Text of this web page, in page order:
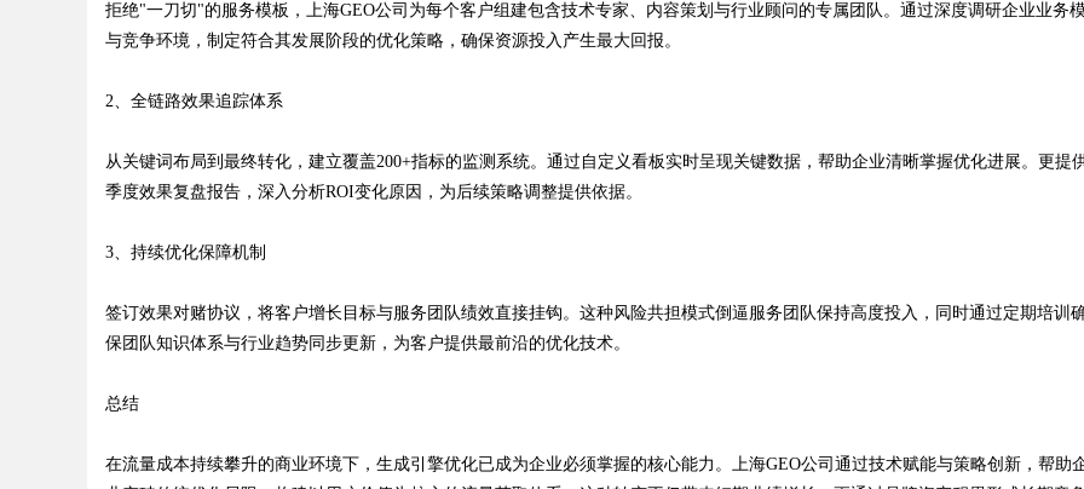
拒绝"一刀切"的服务模板，上海GEO公司为每个客户组建包含技术专家、内容策划与行业顾问的专属团队。通过深度调研企业业务
与竞争环境，制定符合其发展阶段的优化策略，确保资源投入产生最大回报。
2、全链路效果追踪体系
从关键词布局到最终转化，建立覆盖200+指标的监测系统。通过自定义看板实时呈现关键数据，帮助企业清晰掌握优化进展。更提
季度效果复盘报告，深入分析ROI变化原因，为后续策略调整提供依据。
3、持续优化保障机制
签订效果对赌协议，将客户增长目标与服务团队绩效直接挂钩。这种风险共担模式倒逼服务团队保持高度投入，同时通过定期培训
保团队知识体系与行业趋势同步更新，为客户提供最前沿的优化技术。
总结
在流量成本持续攀升的商业环境下，生成引擎优化已成为企业必须掌握的核心能力。上海GEO公司通过技术赋能与策略创新，帮助